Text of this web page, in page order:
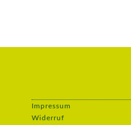
Impressum
Widerruf